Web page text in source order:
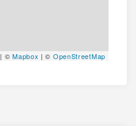
| ©Mapbox | © OpenStreetMap